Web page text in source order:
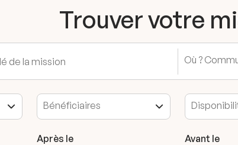
Trouver votre
Après le Avant le